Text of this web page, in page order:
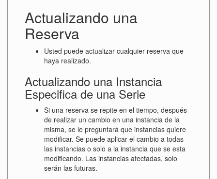
Actualizando una
Reserva
Usted puede actualizar cualquier reserva que
haya realizado.
Actualizando una Instancia
Especifica de una Serie
Si una reserva se repite en el tiempo, después
de realizar un cambio en una instancia de la
misma, se le preguntará que instancias quiere
modificar. Se puede aplicar el cambio a todas
las instancias o solo a la instancia que se esta
modificando. Las instancias afectadas, solo
serán las futuras.